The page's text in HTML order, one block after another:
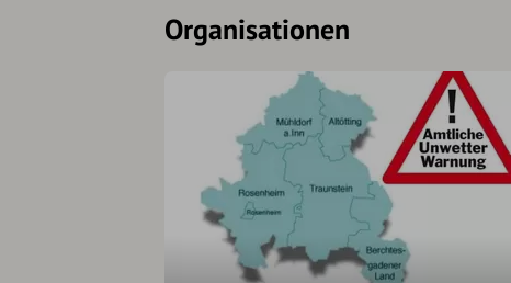
Organisationen